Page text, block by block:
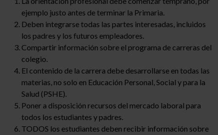
ejemplo justo antes de terminar la Primaria.
Deben integrarse todas las partes interesadas, incluidos
los padres y los futuros empleadores.
Compartir información sobre el programa de carreras del
colegio.
El contenido de la carrera debe desarrollarse en todas las
materias, no solo en Educación Personal, Social y para la
Salud (PSHE).
Poner a disposición recursos del mercado laboral para
todos los estudiantes y padres.
TODOS los estudiantes deben recibir información sobre